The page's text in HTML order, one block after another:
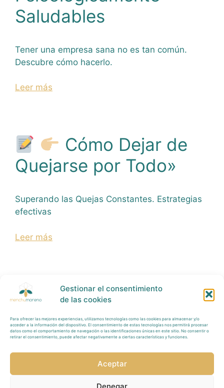
Gestionar el consentimiento
de las cookies
Para ofrecer las mejores experiencias, utilizamos tecnologías como las cookies para almacenar y/o
acceder a la información del dispositivo. El consentimiento de estas tecnologías nos permitirá procesar
datos como el comportamiento de navegación o las identificaciones únicas en este sitio. No consentir o
retirar el consentimiento, puede afectar negativamente a ciertas características y funciones.
Aceptar
Denegar
Saludables
Tener una empresa sana no es tan común.
Descubre cómo hacerlo.
Leer más
Cómo Dejar de
Quejarse por Todo»
Superando las Quejas Constantes. Estrategias
efectivas
Leer más
Política Privacidad
AvisoLegal